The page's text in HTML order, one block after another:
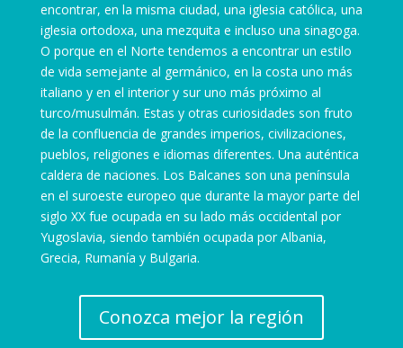
encontrar, en la misma ciudad, una iglesia católica, una
iglesia ortodoxa, una mezquita e incluso una sinagoga.
O porque en el Norte tendemos a encontrar un estilo
de vida semejante al germánico, en la costa uno más
italiano y en el interior y sur uno más próximo al
turco/musulmán. Estas y otras curiosidades son fruto
de la confluencia de grandes imperios, civilizaciones,
pueblos, religiones e idiomas diferentes. Una auténtica
caldera de naciones. Los Balcanes son una península
en el suroeste europeo que durante la mayor parte del
siglo XX fue ocupada en su lado más occidental por
Yugoslavia, siendo también ocupada por Albania,
Grecia, Rumanía y Bulgaria.
Conozca mejor la región